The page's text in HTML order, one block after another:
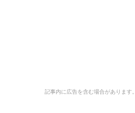
記事内に広告を含む場合があります。